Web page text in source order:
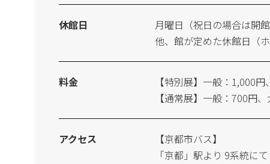
休館日
月曜日（祝日の場合は開
他、館が定めた休館日（
料金
【特別展】一般：1,000
【通常展】一般：700円
アクセス
【京都市バス】
「京都」駅より 9系統に